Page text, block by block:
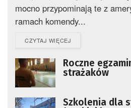
mocno przypominają te z
ramach komendy...
CZYTAJ WIĘCEJ
Roczne
strażaków
Szkolenia dla